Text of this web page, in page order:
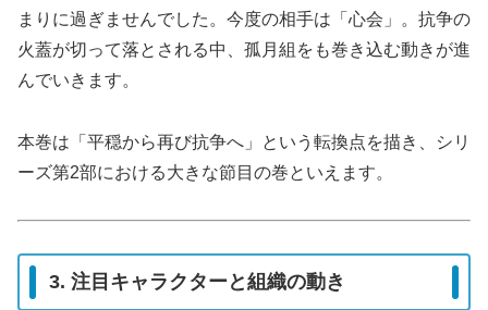
まりに過ぎませんでした。今度の相手は「心会」。抗争の
火蓋が切って落とされる中、孤月組をも巻き込む動きが進
んでいきます。
本巻は「平穏から再び抗争へ」という転換点を描き、シリ
ーズ第2部における大きな節目の巻といえます。
3. 注目キャラクターと組織の動き